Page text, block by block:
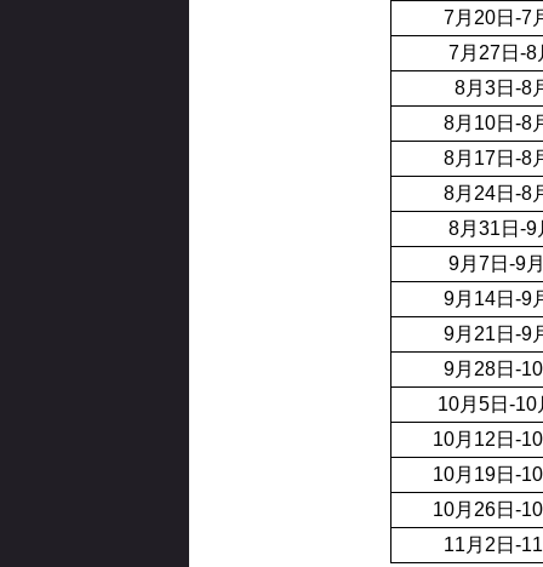
7月20日-7
7月27日-8
8月3日-8
8月10日-8
8月17日-8
8月24日-8
8月31日-9
9月7日-9
9月14日-9
9月21日-9
9月28日-
10月5日-10
10月12日-
10月19日-
10月26日-
11月2日-